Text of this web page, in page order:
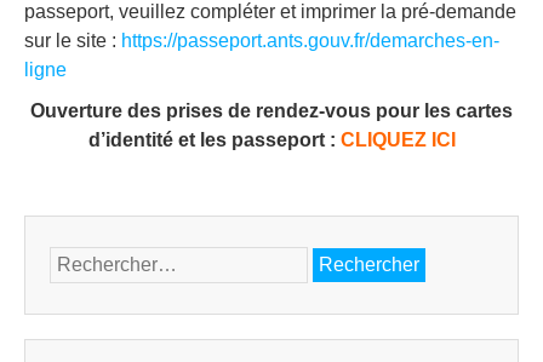
passeport, veuillez compléter et imprimer la pré-demande
sur le site : https://passeport.ants.gouv.fr/demarches-en-
ligne
Ouverture des prises de rendez-vous pour les cartes
d’identité et les passeport : CLIQUEZ ICI
Rechercher :